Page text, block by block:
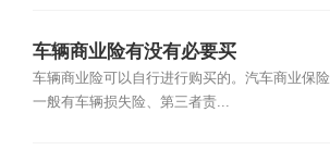
车辆商业险有没有必要买
车辆商业险可以自行进行购买的。汽车商业保险
一般有车辆损失险、第三者责...